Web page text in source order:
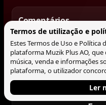
Comentários
Termos de utilização e
Estes Termos de Uso e
plataforma Muzik Plus AO,
música, venda e informações
plataforma, o utilizador
Ler